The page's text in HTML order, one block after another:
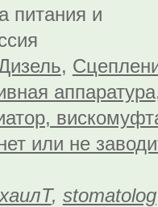
питания и
,
аппаратура
или не
, stomatolog